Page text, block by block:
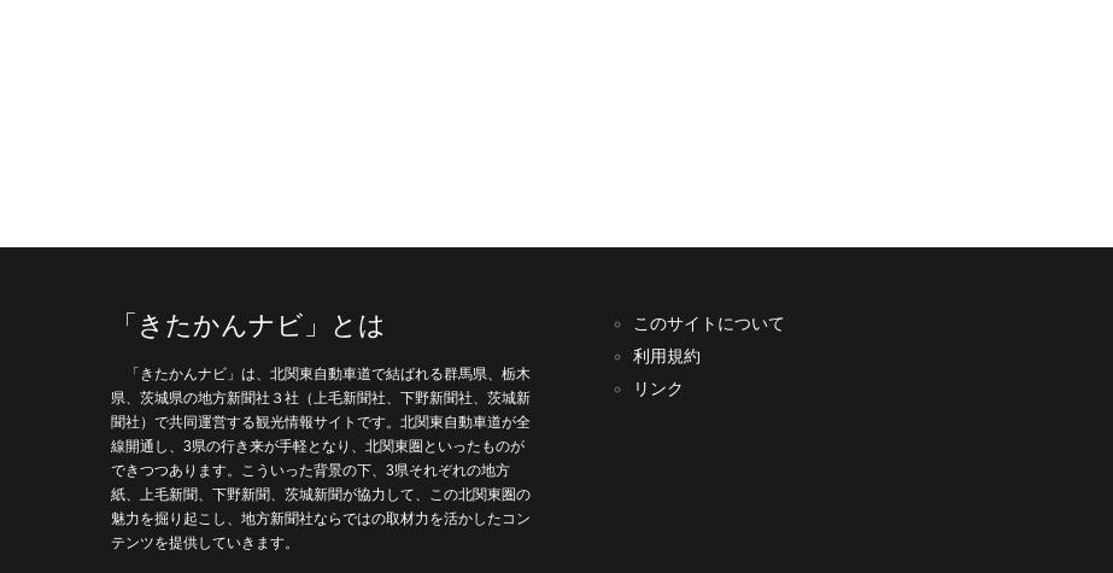
「きたかんナビ」とは
「きたかんナビ」は、北関東自動車道で結ばれる群馬県、栃木
県、茨城県の地方新聞社３社（上毛新聞社、下野新聞社、茨城新
聞社）で共同運営する観光情報サイトです。北関東自動車道が全
線開通し、3県の行き来が手軽となり、北関東圏といったものが
できつつあります。こういった背景の下、3県それぞれの地方
紙、上毛新聞、下野新聞、茨城新聞が協力して、この北関東圏の
魅力を掘り起こし、地方新聞社ならではの取材力を活かしたコン
テンツを提供していきます。
このサイトについて
利用規約
リンク